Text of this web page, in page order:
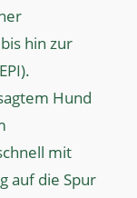
hin zur
Hund
mit
auf die Spur